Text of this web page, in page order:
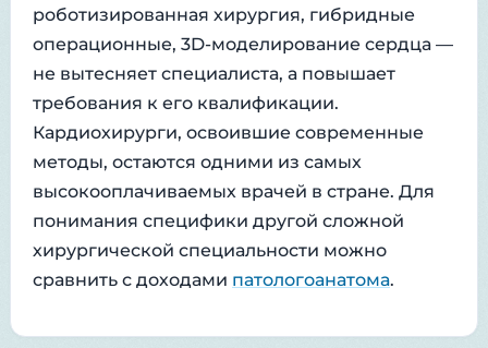
роботизированная хирургия, гибридные
операционные, 3D-моделирование сердца —
не вытесняет специалиста, а повышает
требования к его квалификации.
Кардиохирурги, освоившие современные
методы, остаются одними из самых
высокооплачиваемых врачей в стране. Для
понимания специфики другой сложной
хирургической специальности можно
сравнить с доходами патологоанатома.